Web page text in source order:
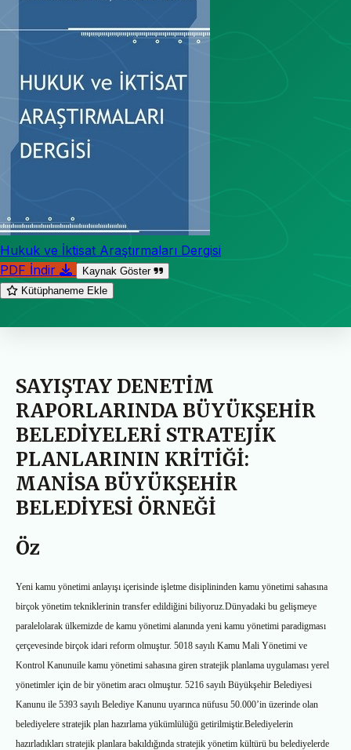
Hukuk ve İktisat Araştırmaları Dergisi
PDF İndir
Kaynak Göster
Kütüphaneme Ekle
SAYIŞTAY DENETİM
RAPORLARINDA BÜYÜKŞEHİR
BELEDİYELERİ STRATEJİK
PLANLARININ KRİTİĞİ:
MANİSA BÜYÜKŞEHİR
BELEDİYESİ ÖRNEĞİ
Öz
Yeni kamu yönetimi anlayışı içerisinde işletme disiplininden kamu yönetimi sahasına
birçok yönetim tekniklerinin transfer edildiğini biliyoruz. Dünyadaki bu gelişmeye
paralelolarak ülkemizde de kamu yönetimi alanında yeni kamu yönetimi paradigması
çerçevesinde birçok idari reform olmuştur. 5018 sayılı Kamu Mali Yönetimi ve
Kontrol Kanunuile kamu yönetimi sahasına giren stratejik planlama uygulaması yerel
yönetimler için de bir yönetim aracı olmuştur. 5216 sayılı Büyükşehir Belediyesi
Kanunu ile 5393 sayılı Belediye Kanunu uyarınca nüfusu 50.000’in üzerinde olan
belediyelere stratejik plan hazırlama yükümlülüğü getirilmiştir.Belediyelerin
hazırladıkları stratejik planlara bakıldığında stratejik yönetim kültürü bu belediyelerde